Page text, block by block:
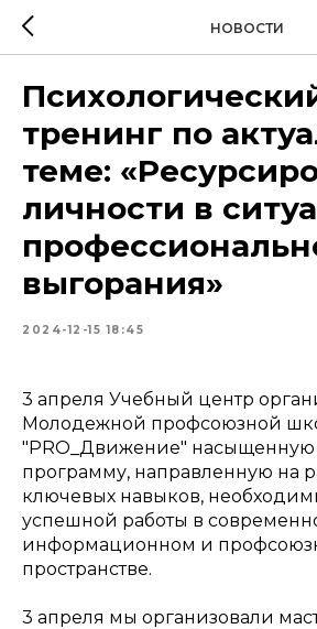
НОВОСТИ
тренинг по
теме:
личности в
выгорания»
2024-12-15 18:45
3 апреля Учебный центр
Молодежной профсоюзной
"PRO_Движение"
программу, направленную на
ключевых навыков,
успешной работы в
информационном и
пространстве.
3 апреля мы организовали